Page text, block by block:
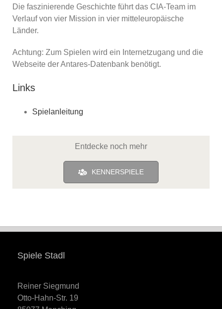
Die faszinierende Geschichte führt das CIA-Team im
Verlauf von vier Mission in vier mitteleuropäische
Länder.
Achtung: Zum Spielen wird ein Internetzugang und die
Webseite der Antares-Datenbank benötigt.
Links
Spielanleitung
Entdecke noch mehr
KENNERSPIELE
Spiele Stadl
Reiner Siegmund
Otto-Hahn-Str. 19